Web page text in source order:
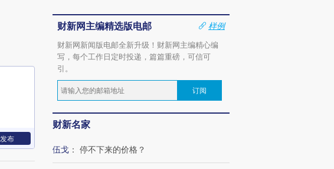
发布
财新网主编精选版电邮
样例
财新网新闻版电邮全新升级！财新网主编精心编
写，每个工作日定时投递，篇篇重磅，可信可
引。
订阅
财新名家
伍戈 ： 停不下来的价格？